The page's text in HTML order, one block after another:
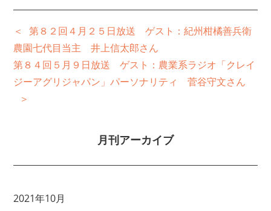
第８２回４月２５日放送 ゲスト：紀州柑橘善兵衛
農園七代目当主 井上信太郎さん
第８４回５月９日放送 ゲスト：農業系ラジオ「クレイ
ジーアグリジャパン」パーソナリティ 菅谷守文さん
月刊アーカイブ
2021年10月